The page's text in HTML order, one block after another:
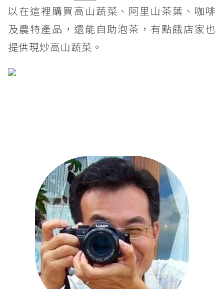
以在這裡購買高山蔬菜、阿里山茶葉、咖啡
及農特產品，還能自助泡茶，有點餓店家也
提供現炒高山蔬菜。